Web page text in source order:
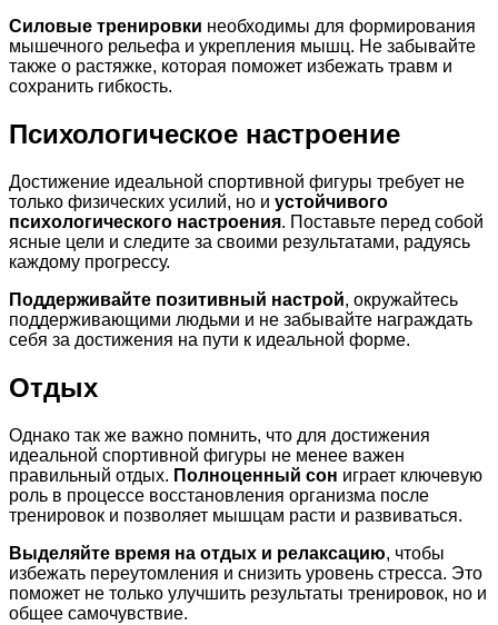
Силовые тренировки необходимы для формирования
мышечного рельефа и укрепления мышц. Не забывайте
также о растяжке, которая поможет избежать травм и
сохранить гибкость.
Психологическое настроение
Достижение идеальной спортивной фигуры требует не
только физических усилий, но и устойчивого
психологического настроения. Поставьте перед собой
ясные цели и следите за своими результатами, радуясь
каждому прогрессу.
Поддерживайте позитивный настрой, окружайтесь
поддерживающими людьми и не забывайте награждать
себя за достижения на пути к идеальной форме.
Отдых
Однако так же важно помнить, что для достижения
идеальной спортивной фигуры не менее важен
правильный отдых. Полноценный сон играет ключевую
роль в процессе восстановления организма после
тренировок и позволяет мышцам расти и развиваться.
Выделяйте время на отдых и релаксацию, чтобы
избежать переутомления и снизить уровень стресса. Это
поможет не только улучшить результаты тренировок, но и
общее самочувствие.